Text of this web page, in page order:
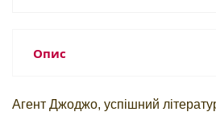
Опис
Агент Джоджо, успішний